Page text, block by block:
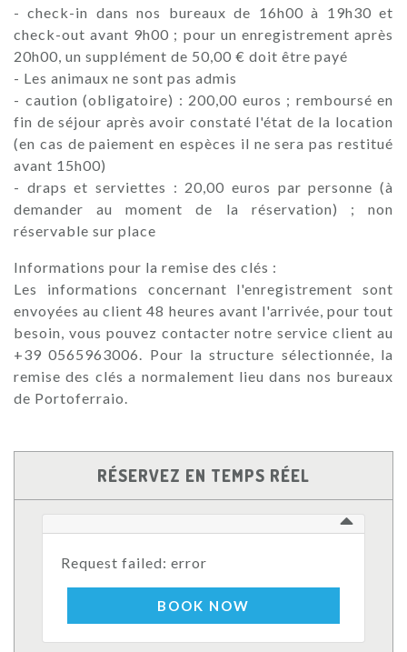
- check-in dans nos bureaux de 16h00 à 19h30 et
check-out avant 9h00 ; pour un enregistrement après
20h00, un supplément de 50,00 € doit être payé
- Les animaux ne sont pas admis
- caution (obligatoire) : 200,00 euros ; remboursé en
fin de séjour après avoir constaté l'état de la location
(en cas de paiement en espèces il ne sera pas restitué
avant 15h00)
- draps et serviettes : 20,00 euros par personne (à
demander au moment de la réservation) ; non
réservable sur place
Informations pour la remise des clés :
Les informations concernant l'enregistrement sont
envoyées au client 48 heures avant l'arrivée, pour tout
besoin, vous pouvez contacter notre service client au
+39 0565963006. Pour la structure sélectionnée, la
remise des clés a normalement lieu dans nos bureaux
de Portoferraio.
RÉSERVEZ EN TEMPS RÉEL
Request failed: error
BOOK NOW